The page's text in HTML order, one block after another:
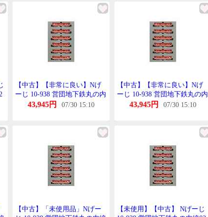
【中古】【非常に良い】Nげ
ーじ 10-938 営団地下鉄丸の内
線02系 丸の内線開通50周年記
43,945円 07/30 15:10
【中古】【非常に良い】Nげ
ーじ 10-938 営団地下鉄丸の内
線02系 丸の内線開通50周年記
43,945円 07/30 15:10
【中古】「未使用品」Nげー
【未使用】【中古】 Nげーじ